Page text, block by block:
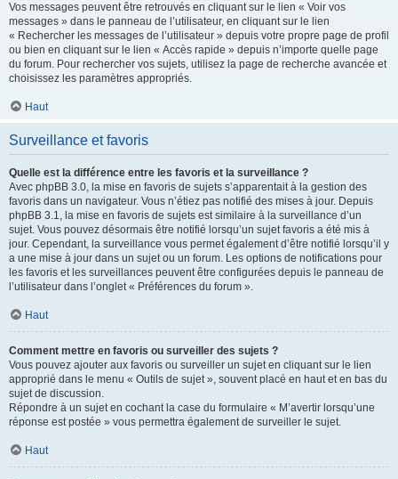
Vos messages peuvent être retrouvés en cliquant sur le lien « Voir vos
messages » dans le panneau de l’utilisateur, en cliquant sur le lien
« Rechercher les messages de l’utilisateur » depuis votre propre page de profil
ou bien en cliquant sur le lien « Accès rapide » depuis n’importe quelle page
du forum. Pour rechercher vos sujets, utilisez la page de recherche avancée et
choisissez les paramètres appropriés.
Haut
Surveillance et favoris
Quelle est la différence entre les favoris et la surveillance ?
Avec phpBB 3.0, la mise en favoris de sujets s’apparentait à la gestion des
favoris dans un navigateur. Vous n’étiez pas notifié des mises à jour. Depuis
phpBB 3.1, la mise en favoris de sujets est similaire à la surveillance d’un
sujet. Vous pouvez désormais être notifié lorsqu’un sujet favoris a été mis à
jour. Cependant, la surveillance vous permet également d’être notifié lorsqu’il y
a une mise à jour dans un sujet ou un forum. Les options de notifications pour
les favoris et les surveillances peuvent être configurées depuis le panneau de
l’utilisateur dans l’onglet « Préférences du forum ».
Haut
Comment mettre en favoris ou surveiller des sujets ?
Vous pouvez ajouter aux favoris ou surveiller un sujet en cliquant sur le lien
approprié dans le menu « Outils de sujet », souvent placé en haut et en bas du
sujet de discussion.
Répondre à un sujet en cochant la case du formulaire « M’avertir lorsqu’une
réponse est postée » vous permettra également de surveiller le sujet.
Haut